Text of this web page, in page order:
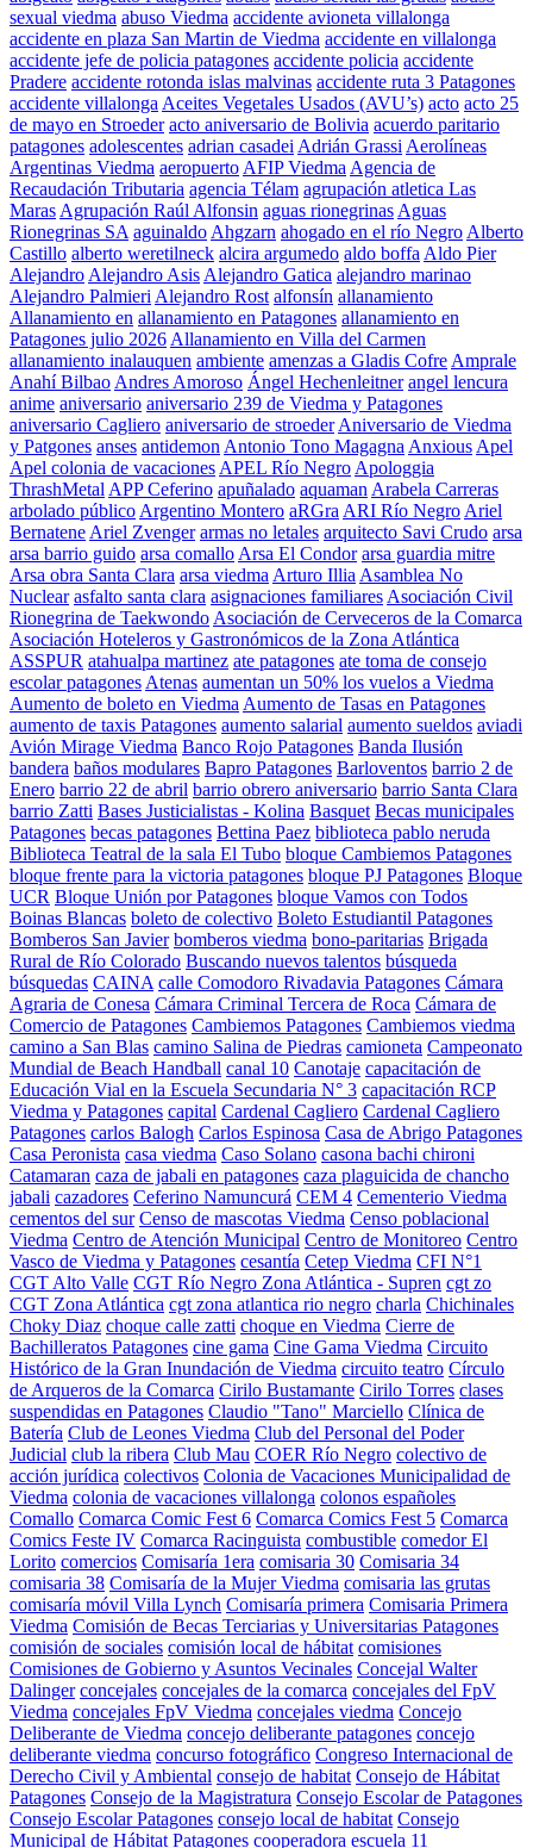
sexual viedma abuso Viedma accidente avioneta villalonga
accidente en plaza San Martin de Viedma accidente en villalonga
accidente jefe de policia patagones accidente policia accidente
Pradere accidente rotonda islas malvinas accidente ruta 3 Patagones
accidente villalonga Aceites Vegetales Usados (AVU’s) acto acto 25
de mayo en Stroeder acto aniversario de Bolivia acuerdo paritario
patagones adolescentes adrian casadei Adrián Grassi Aerolíneas
Argentinas Viedma aeropuerto AFIP Viedma Agencia de
Recaudación Tributaria agencia Télam agrupación atletica Las
Maras Agrupación Raúl Alfonsin aguas rionegrinas Aguas
Rionegrinas SA aguinaldo Ahgzarn ahogado en el río Negro Alberto
Castillo alberto weretilneck alcira argumedo aldo boffa Aldo Pier
Alejandro Alejandro Asis Alejandro Gatica alejandro marinao
Alejandro Palmieri Alejandro Rost alfonsín allanamiento
Allanamiento en allanamiento en Patagones allanamiento en
Patagones julio 2026 Allanamiento en Villa del Carmen
allanamiento inalauquen ambiente amenzas a Gladis Cofre Amprale
Anahí Bilbao Andres Amoroso Ángel Hechenleitner angel lencura
anime aniversario aniversario 239 de Viedma y Patagones
aniversario Cagliero aniversario de stroeder Aniversario de Viedma
y Patgones anses antidemon Antonio Tono Magagna Anxious Apel
Apel colonia de vacaciones APEL Río Negro Apologgia
ThrashMetal APP Ceferino apuñalado aquaman Arabela Carreras
arbolado público Argentino Montero aRGra ARI Río Negro Ariel
Bernatene Ariel Zvenger armas no letales arquitecto Savi Crudo arsa
arsa barrio guido arsa comallo Arsa El Condor arsa guardia mitre
Arsa obra Santa Clara arsa viedma Arturo Illia Asamblea No
Nuclear asfalto santa clara asignaciones familiares Asociación Civil
Rionegrina de Taekwondo Asociación de Cerveceros de la Comarca
Asociación Hoteleros y Gastronómicos de la Zona Atlántica
ASSPUR atahualpa martinez ate patagones ate toma de consejo
escolar patagones Atenas aumentan un 50% los vuelos a Viedma
Aumento de boleto en Viedma Aumento de Tasas en Patagones
aumento de taxis Patagones aumento salarial aumento sueldos aviadi
Avión Mirage Viedma Banco Rojo Patagones Banda Ilusión
bandera baños modulares Bapro Patagones Barloventos barrio 2 de
Enero barrio 22 de abril barrio obrero aniversario barrio Santa Clara
barrio Zatti Bases Justicialistas - Kolina Basquet Becas municipales
Patagones becas patagones Bettina Paez biblioteca pablo neruda
Biblioteca Teatral de la sala El Tubo bloque Cambiemos Patagones
bloque frente para la victoria patagones bloque PJ Patagones Bloque
UCR Bloque Unión por Patagones bloque Vamos con Todos
Boinas Blancas boleto de colectivo Boleto Estudiantil Patagones
Bomberos San Javier bomberos viedma bono-paritarias Brigada
Rural de Río Colorado Buscando nuevos talentos búsqueda
búsquedas CAINA calle Comodoro Rivadavia Patagones Cámara
Agraria de Conesa Cámara Criminal Tercera de Roca Cámara de
Comercio de Patagones Cambiemos Patagones Cambiemos viedma
camino a San Blas camino Salina de Piedras camioneta Campeonato
Mundial de Beach Handball canal 10 Canotaje capacitación de
Educación Vial en la Escuela Secundaria N° 3 capacitación RCP
Viedma y Patagones capital Cardenal Cagliero Cardenal Cagliero
Patagones carlos Balogh Carlos Espinosa Casa de Abrigo Patagones
Casa Peronista casa viedma Caso Solano casona bachi chironi
Catamaran caza de jabali en patagones caza plaguicida de chancho
jabali cazadores Ceferino Namuncurá CEM 4 Cementerio Viedma
cementos del sur Censo de mascotas Viedma Censo poblacional
Viedma Centro de Atención Municipal Centro de Monitoreo Centro
Vasco de Viedma y Patagones cesantía Cetep Viedma CFI N°1
CGT Alto Valle CGT Río Negro Zona Atlántica - Supren cgt zo
CGT Zona Atlántica cgt zona atlantica rio negro charla Chichinales
Choky Diaz choque calle zatti choque en Viedma Cierre de
Bachilleratos Patagones cine gama Cine Gama Viedma Circuito
Histórico de la Gran Inundación de Viedma circuito teatro Círculo
de Arqueros de la Comarca Cirilo Bustamante Cirilo Torres clases
suspendidas en Patagones Claudio "Tano" Marciello Clínica de
Batería Club de Leones Viedma Club del Personal del Poder
Judicial club la ribera Club Mau COER Río Negro colectivo de
acción jurídica colectivos Colonia de Vacaciones Municipalidad de
Viedma colonia de vacaciones villalonga colonos españoles
Comallo Comarca Comic Fest 6 Comarca Comics Fest 5 Comarca
Comics Feste IV Comarca Racinguista combustible comedor El
Lorito comercios Comisaría 1era comisaria 30 Comisaria 34
comisaria 38 Comisaría de la Mujer Viedma comisaria las grutas
comisaría móvil Villa Lynch Comisaría primera Comisaria Primera
Viedma Comisión de Becas Terciarias y Universitarias Patagones
comisión de sociales comisión local de hábitat comisiones
Comisiones de Gobierno y Asuntos Vecinales Concejal Walter
Dalinger concejales concejales de la comarca concejales del FpV
Viedma concejales FpV Viedma concejales viedma Concejo
Deliberante de Viedma concejo deliberante patagones concejo
deliberante viedma concurso fotográfico Congreso Internacional de
Derecho Civil y Ambiental consejo de habitat Consejo de Hábitat
Patagones Consejo de la Magistratura Consejo Escolar de Patagones
Consejo Escolar Patagones consejo local de habitat Consejo
Municipal de Hábitat Patagones cooperadora escuela 11